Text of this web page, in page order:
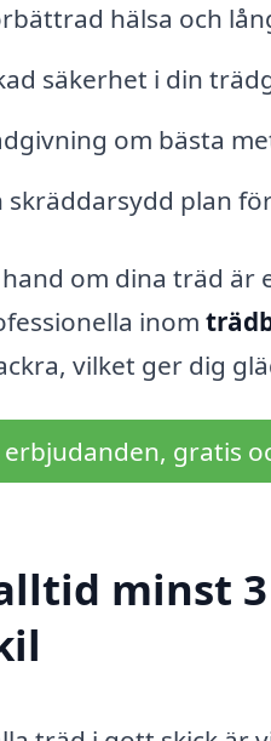
hälsa och
säkerhet i din
om bästa
skräddarsydd plan
om dina träd är
inom
vilket ger dig
erbjudanden, gratis
minst